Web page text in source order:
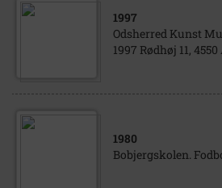
1997
Odsherred Kunst
1997 Rødhøj 11,
1980
Bobjergskolen.